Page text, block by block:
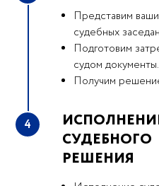
Представим
судебных
Подготовим
судом документы.
Получим
4
СУДЕБНОГО
РЕШЕНИЯ